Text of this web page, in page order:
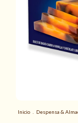
Inicio Despensa &